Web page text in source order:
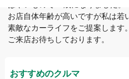
お店自体年齢が高いですが私は若
素敵なカーライフをご提案します。
ご来店お待ちしております。
おすすめのクルマ